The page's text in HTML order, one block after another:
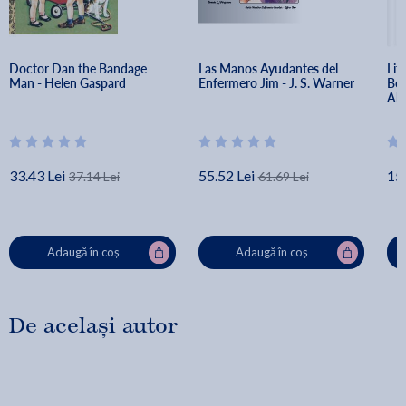
Doctor Dan the Bandage
Man - Helen Gaspard
33.43 Lei 37.14 Lei
Adaugă în coș
Las Manos Ayudantes del
Enfermero Jim - J. S. Warner
55.52 Lei 61.69 Lei
Adaugă în coș
De același autor